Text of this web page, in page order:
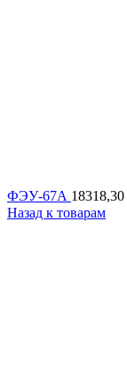
ФЭУ-67А 18318,30
Назад к товарам